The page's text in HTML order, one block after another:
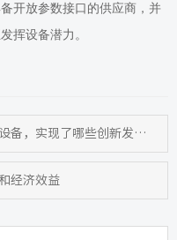
开放参数接口的供应商，并
挥设备潜力。
上一篇 : 激光焊接机相比于传统焊接设备，实现了哪些创新发展？
经济效益